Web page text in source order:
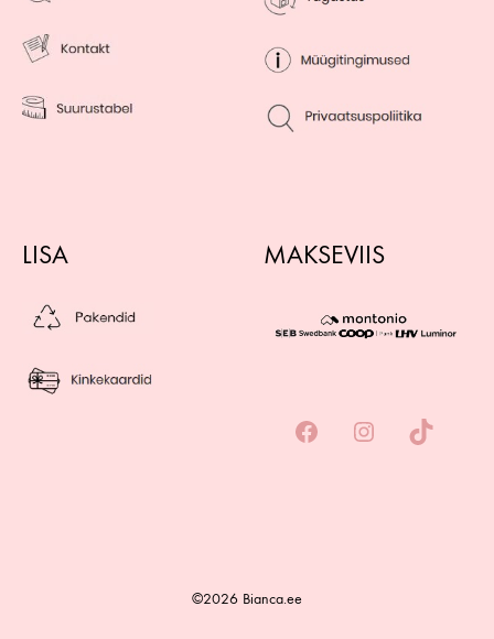
LISA MAKSEVIIS
©2026 Bianca.ee